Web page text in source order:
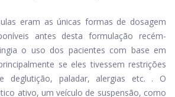
eram as únicas formas de dosagem
antes desta formulação recém-
o uso dos pacientes com base em
se eles tivessem restrições
deglutição, paladar, alergias etc. . O
ativo, um veículo de suspensão, como